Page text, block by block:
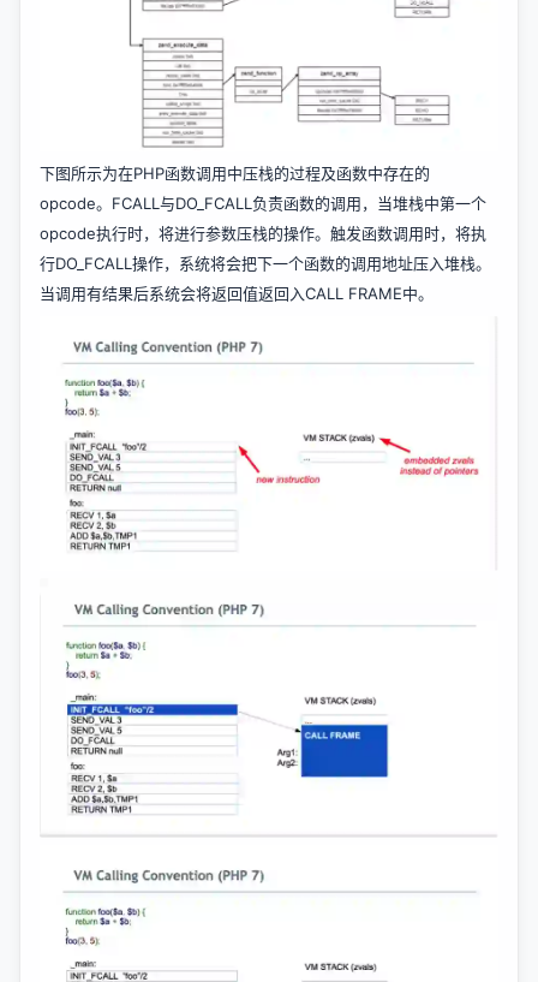
下图所示为在PHP函数调用中压栈的过程及函数中存在的
opcode。FCALL与DO_FCALL负责函数的调用，当堆栈中第一个
opcode执行时，将进行参数压栈的操作。触发函数调用时，将执
行DO_FCALL操作，系统将会把下一个函数的调用地址压入堆栈。
当调用有结果后系统会将返回值返回入CALL FRAME中。